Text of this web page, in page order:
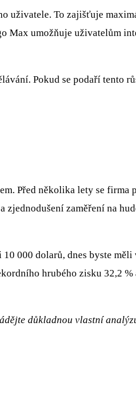
uživatele. To zajišťuje
umožňuje uživatelům
Pokud se podaří tento
Před několika lety se firma
zaměření na
000 dolarů, dnes byste
hrubého zisku 32,2
důkladnou vlastní